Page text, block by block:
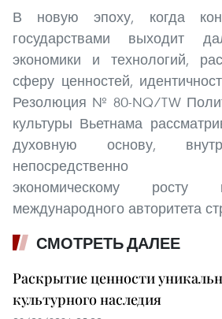
В новую эпоху, когда
государствами выходит
экономики и технологий,
сферу ценностей,
Резолюция № 80-NQ/TW
культуры Вьетнама
духовную основу,
непосредственно
экономическому
международного авторитета
СМОТРЕТЬ ДАЛЕЕ
Раскрытие ценности
культурного наследия